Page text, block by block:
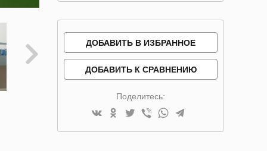
ДОБАВИТЬ В ИЗБРАННОЕ
ДОБАВИТЬ К СРАВНЕНИЮ
Поделитесь: